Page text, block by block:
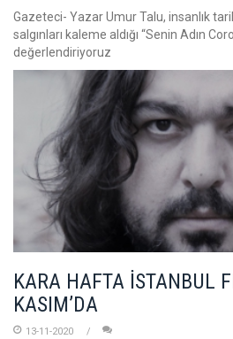
Gazeteci- Yazar Umur Talu, insanlık
salgınları kaleme aldığı “Senin Adın
değerlendiriyoruz
KARA HAFTA İSTANBUL
KASIM’DA
13-11-2020